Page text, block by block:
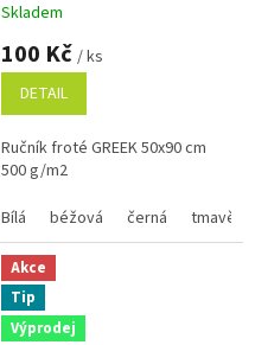
Průměrné
hodnocení
produktu
5,0
5
hvězdiček.
Skladem
100 Kč / ks
DETAIL
Ručník froté GREEK 50x90 cm
500 g/m2
Bílá
béžová černá tmavě
Akce
Tip
Výprodej